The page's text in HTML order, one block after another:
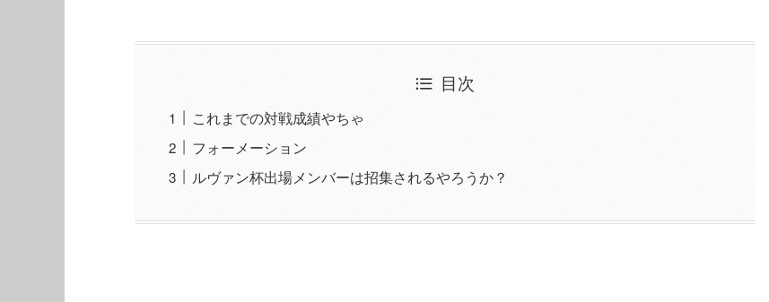
目次
これまでの対戦成績やちゃ
フォーメーション
ルヴァン杯出場メンバーは招集されるやろうか？